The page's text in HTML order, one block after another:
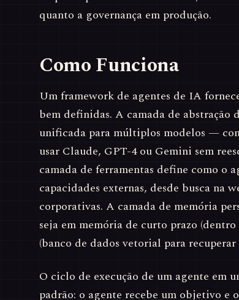
quanto a governança em produção.
Como Funciona
Um framework de agentes de IA
bem definidas. A camada de
unificada para múltiplos modelos —
usar Claude, GPT-4 ou Gemini sem
camada de ferramentas define como o
capacidades externas, desde busca na
corporativas. A camada de memória
seja em memória de curto prazo
(banco de dados vetorial para
O ciclo de execução de um agente em
padrão: o agente recebe um objetivo e